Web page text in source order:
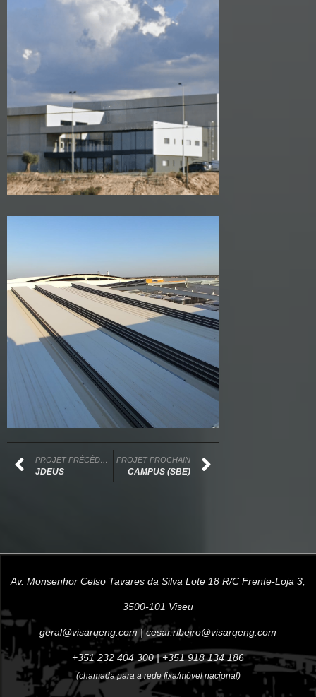
JDEUS
PROJET PROCHAIN
CAMPUS (SBE)
Av. Monsenhor Celso Tavares da Silva Lote 18 R/C Frente-Loja 3,
3500-101 Viseu
geral@visarqeng.com|cesar.ribeiro@visarqeng.com
+351 232 404 300|+351 918 134 186
(chamada para a rede fixa/móvel nacional)